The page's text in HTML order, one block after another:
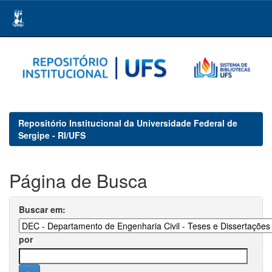
navigation
Repositório Institucional da Universidade Federal de
Sergipe - RI/UFS
Página de Busca
Buscar em:
por